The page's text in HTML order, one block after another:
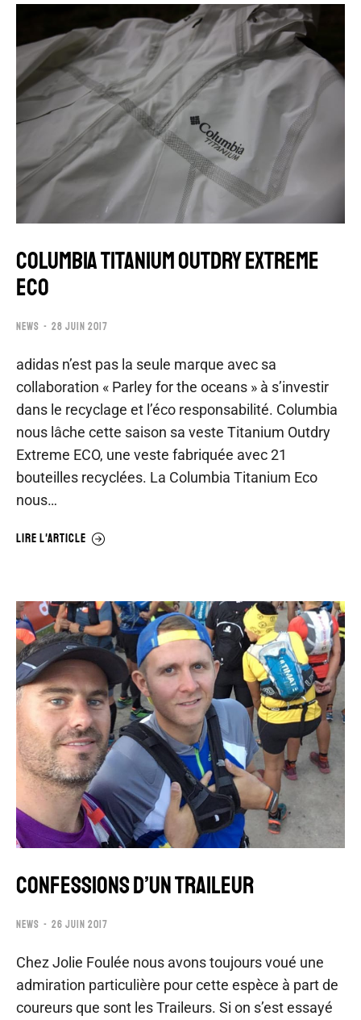
COLUMBIA TITANIUM OUTDRY EXTREME
ECO
NEWS 28 JUIN 2017
adidas n’est pas la seule marque avec sa
collaboration « Parley for the oceans » à s’investir
dans le recyclage et l’éco responsabilité. Columbia
nous lâche cette saison sa veste Titanium Outdry
Extreme ECO, une veste fabriquée avec 21
bouteilles recyclées. La Columbia Titanium Eco
nous…
LIRE L'ARTICLE
CONFESSIONS D’UN TRAILEUR
NEWS 26 JUIN 2017
Chez Jolie Foulée nous avons toujours voué une
admiration particulière pour cette espèce à part de
coureurs que sont les Traileurs. Si on s’est essayé